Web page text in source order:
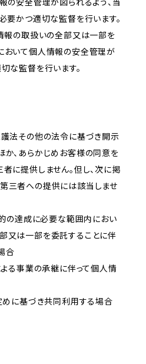
の安全管理が図られるよう、当
要かつ適切な監督を行います。
報の取扱いの全部又は一部を
おいて個人情報の安全管理が
な監督を行います。
護法その他の法令に基づき開示
か、あらかじめお客様の同意を
に提供しません。但し、次に掲
三者への提供には該当しませ
的の達成に必要な範囲内におい
又は一部を委託することに伴
合
よる事業の承継に伴って個人情
めに基づき共同利用する場合